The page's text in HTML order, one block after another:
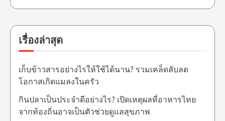
เรื่องล่าสุด
เก็บข้าวสารอย่างไรให้ใช้ได้นาน? รวมเคล็ดลับลด
โอกาสเกิดแมลงในครัว
กินปลาเป็นประจำดีอย่างไร? เปิดเหตุผลที่อาหารไทย
จากท้องถิ่นอาจเป็นตัวช่วยดูแลสุขภาพ